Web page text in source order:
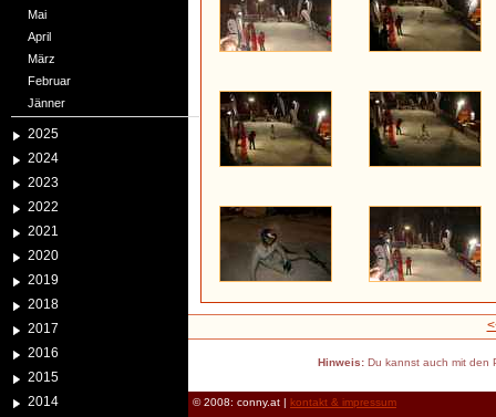
Mai
April
März
Februar
Jänner
2025
2024
2023
2022
2021
2020
2019
2018
2017
2016
2015
2014
Hinweis:Du kannst auch mit den
© 2008: conny.at | kontakt & impressum